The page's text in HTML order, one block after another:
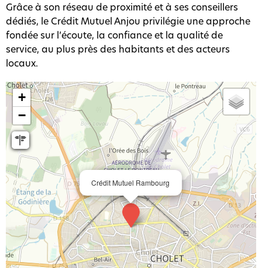
Grâce à son réseau de proximité et à ses conseillers
dédiés, le Crédit Mutuel Anjou privilégie une approche
fondée sur l’écoute, la confiance et la qualité de
service, au plus près des habitants et des acteurs
locaux.
Crédit Mutuel Rambourg
+
−